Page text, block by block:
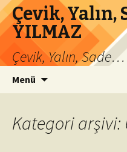
Çevik, Yalın,
YILMAZ
Çevik, Yalın, Sade…
Menü
Kategori